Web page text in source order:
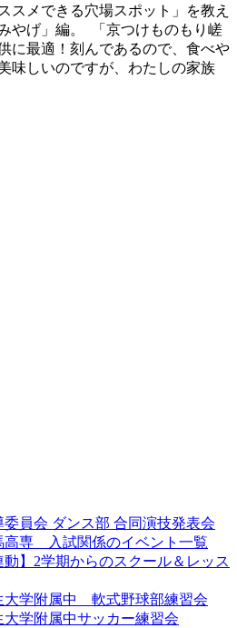
スメできる穴場スポット」を教え
やげ」編。 「京つけものもり嵯
に最適！刻んであるので、食べや
味しいのですが、わたしの家族
員会 ダンス部 合同演技発表会
高専 入試関係のイベント一覧
動】2学期からのスクール＆レッス
大学附属中 軟式野球部練習会
大学附属中サッカー練習会